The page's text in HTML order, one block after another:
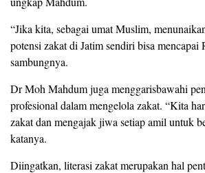
“Jika kita, sebagai umat Muslim,
potensi zakat di Jatim sendiri bisa
sambungnya.
Dr Moh Mahdum juga menggarisbawahi
profesional dalam mengelola zakat. “Kita
zakat dan mengajak jiwa setiap amil untuk
katanya.
Diingatkan, literasi zakat merupakan hal